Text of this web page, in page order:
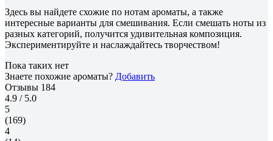
Здесь вы найдете схожие по нотам ароматы, а также
интересные варианты для смешивания. Если смешать ноты из
разных категорий, получится удивительная композиция.
Экспериментируйте и наслаждайтесь творчеством!
Пока таких нет
Знаете похожие ароматы? Добавить
Отзывы 184
4.9 / 5.0
5
(169)
4